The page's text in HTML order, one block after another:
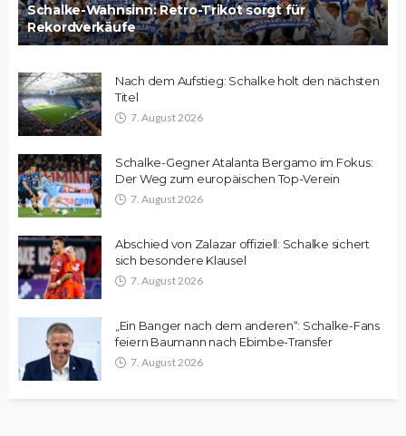
Schalke-Wahnsinn: Retro-Trikot sorgt für
Rekordverkäufe
Nach dem Aufstieg: Schalke holt den nächsten
Titel
7. August 2026
Schalke-Gegner Atalanta Bergamo im Fokus:
Der Weg zum europäischen Top-Verein
7. August 2026
Abschied von Zalazar offiziell: Schalke sichert
sich besondere Klausel
7. August 2026
„Ein Banger nach dem anderen“: Schalke-Fans
feiern Baumann nach Ebimbe-Transfer
7. August 2026